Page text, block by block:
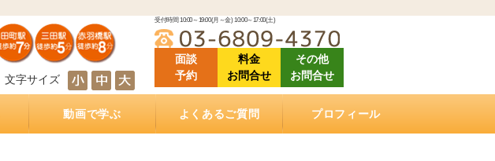
文字サイズ
受付時間 10:00～19:00(月～金) 10:00～17:00(土)
面談
予約
料金
お問合せ
その他
お問合せ
動画で学ぶ よくあるご質問 プロフィール